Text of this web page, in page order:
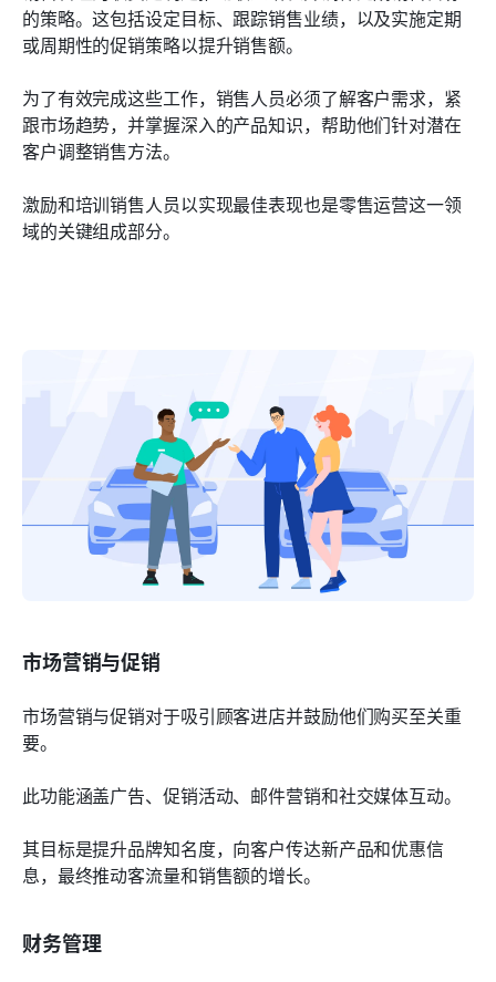
的策略。这包括设定目标、跟踪销售业绩，以及实施定期
或周期性的促销策略以提升销售额。
为了有效完成这些工作，销售人员必须了解客户需求，紧
跟市场趋势，并掌握深入的产品知识，帮助他们针对潜在
客户调整销售方法。
激励和培训销售人员以实现最佳表现也是零售运营这一领
域的关键组成部分。
市场营销与促销
市场营销与促销对于吸引顾客进店并鼓励他们购买至关重
要。
此功能涵盖广告、促销活动、邮件营销和社交媒体互动。
其目标是提升品牌知名度，向客户传达新产品和优惠信
息，最终推动客流量和销售额的增长。
财务管理